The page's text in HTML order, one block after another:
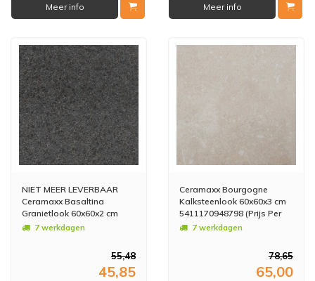
Meer info Meer info
NIET MEER LEVERBAAR
Ceramaxx Basaltina
Granietlook 60x60x2 cm
5411170916063 (Prijs Per
7 werkdagen
55,48
45,85
Ceramaxx Bourgogne
Kalksteenlook 60x60x3 cm
5411170948798 (Prijs Per
M2)7 werkdagen
78,65
65,00